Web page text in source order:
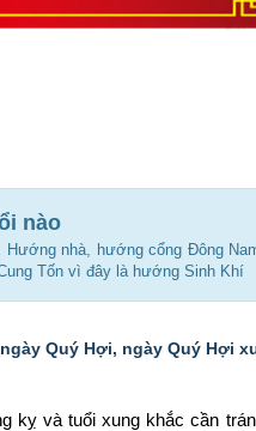
nào
nhà, hướng cổng Đông
Tốn vì đây là hướng Sinh Khí
Quý Hợi, ngày Quý Hợi
kỵ và tuổi xung khắc cần